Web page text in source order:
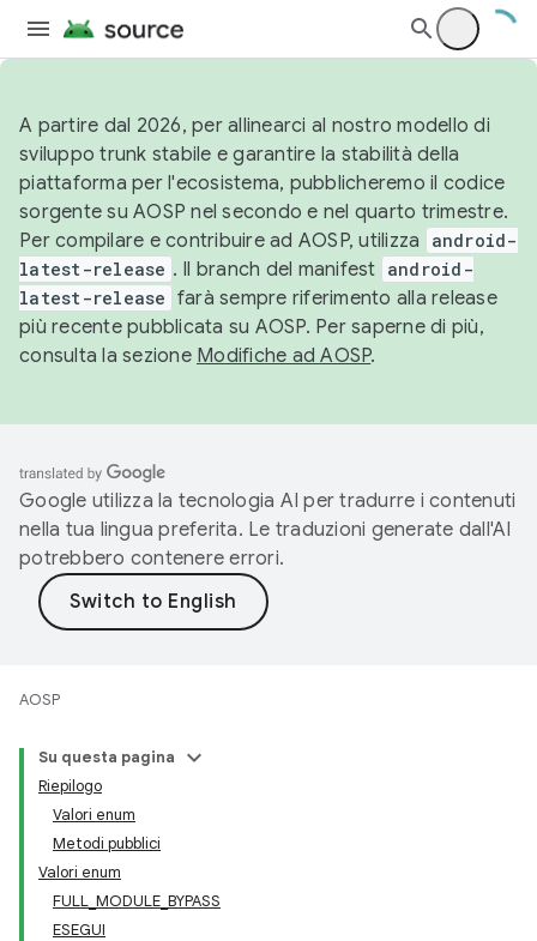
A partire dal 2026, per allinearci al nostro modello di
sviluppo trunk stabile e garantire la stabilità della
piattaforma per l'ecosistema, pubblicheremo il codice
sorgente su AOSP nel secondo e nel quarto trimestre.
Per compilare e contribuire ad AOSP, utilizza
android-
latest-release . Il branch del manifest android-
latest-release farà sempre riferimento alla release
più recente pubblicata su AOSP. Per saperne di più,
consulta la sezione Modifiche ad AOSP.
Google utilizza la tecnologia AI per tradurre i contenuti
nella tua lingua preferita. Le traduzioni generate dall'AI
potrebbero contenere errori.
AOSP
Su questa pagina
Riepilogo
Valori enum
Metodi pubblici
Valori enum
FULL_MODULE_BYPASS
ESEGUI